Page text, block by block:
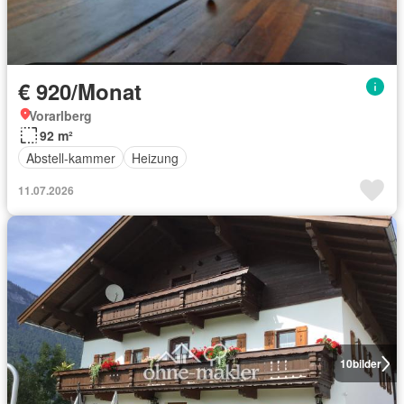
€ 920/Monat
Vorarlberg
92 m²
Abstell-kammer
Heizung
11.07.2026
10bilder